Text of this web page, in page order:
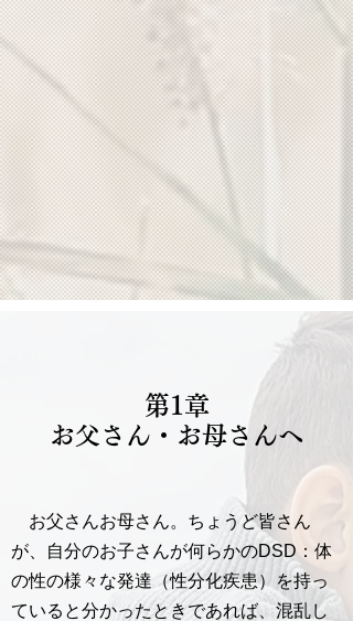
5
章
資
料
集
第1章
お父さん・お母さんへ
お父さんお母さん。ちょうど皆さん
が、自分のお子さんが何らかのDSD：体
の性の様々な発達（性分化疾患）を持っ
ていると分かったときであれば、混乱し